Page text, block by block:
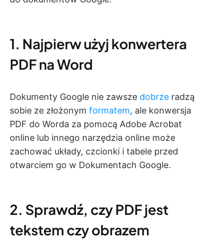
1. Najpierw użyj konwertera
PDF na Word
Dokumenty Google nie zawsze dobrze radzą
sobie ze złożonym formatem, ale konwersja
PDF do Worda za pomocą Adobe Acrobat
online lub innego narzędzia online może
zachować układy, czcionki i tabele przed
otwarciem go w Dokumentach Google.
2. Sprawdź, czy PDF jest
tekstem czy obrazem